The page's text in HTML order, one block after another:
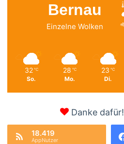
Bernau
Einzelne Wolken
32 ℃
So.
28 ℃
Mo.
23 ℃
Di.
Danke dafür!
18.419
AppNutzer